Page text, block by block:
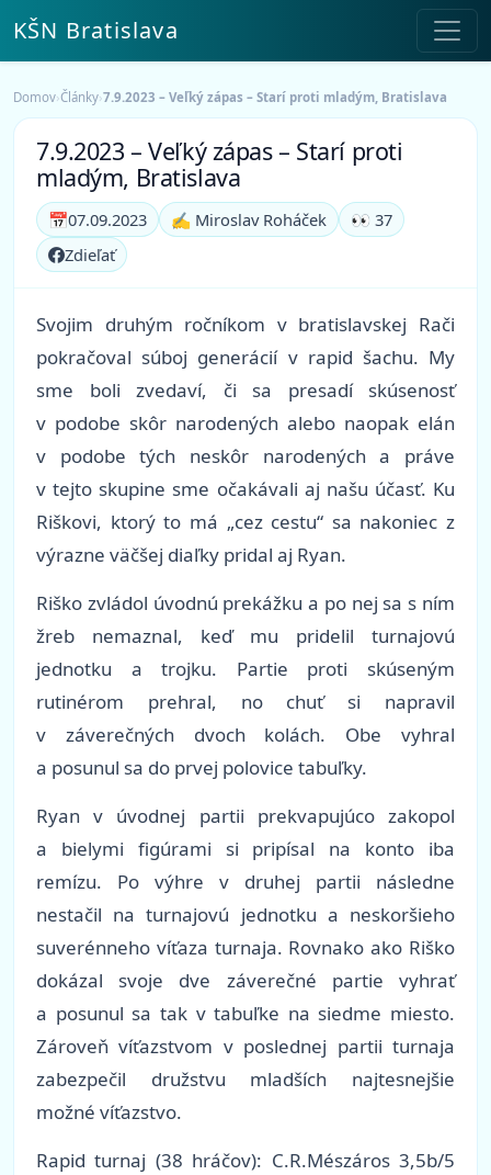
KŠN Bratislava
Domov›Články›7.9.2023 – Veľký zápas – Starí proti mladým, Bratislava
7.9.2023 – Veľký zápas – Starí proti
mladým, Bratislava
📅07.09.2023 ✍️ Miroslav Roháček
👀 37
Zdieľať
Svojim druhým ročníkom v bratislavskej Rači
pokračoval súboj generácií v rapid šachu. My
sme boli zvedaví, či sa presadí skúsenosť
v podobe skôr narodených alebo naopak elán
v podobe tých neskôr narodených a práve
v tejto skupine sme očakávali aj našu účasť. Ku
Riškovi, ktorý to má „cez cestu“ sa nakoniec z
výrazne väčšej diaľky pridal aj Ryan.
Riško zvládol úvodnú prekážku a po nej sa s ním
žreb nemaznal, keď mu pridelil turnajovú
jednotku a trojku. Partie proti skúseným
rutinérom prehral, no chuť si napravil
v záverečných dvoch kolách. Obe vyhral
a posunul sa do prvej polovice tabuľky.
Ryan v úvodnej partii prekvapujúco zakopol
a bielymi figúrami si pripísal na konto iba
remízu. Po výhre v druhej partii následne
nestačil na turnajovú jednotku a neskoršieho
suverénneho víťaza turnaja. Rovnako ako Riško
dokázal svoje dve záverečné partie vyhrať
a posunul sa tak v tabuľke na siedme miesto.
Zároveň víťazstvom v poslednej partii turnaja
zabezpečil družstvu mladších najtesnejšie
možné víťazstvo.
Rapid turnaj (38 hráčov): C.R.Mészáros 3,5b/5